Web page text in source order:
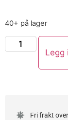
40+ på lager
Legg
Fri frakt